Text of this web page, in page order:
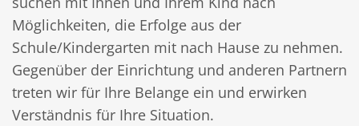
Möglichkeiten, die Erfolge aus der
Schule/Kindergarten mit nach Hause zu nehmen.
Gegenüber der Einrichtung und anderen Partnern
treten wir für Ihre Belange ein und erwirken
Verständnis für Ihre Situation.